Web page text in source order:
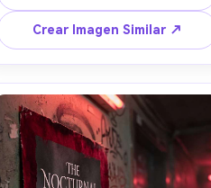
borde de línea fina, detalles en
microtexto, paleta monocroma con
acento rojo suave, fibras de papel
premium visibles, luz de borde
suave, fotografiado con Canon R6,
85mm, f/2.0, toma editorial nítida --
ar 4:5
Crear Imagen Similar ↗